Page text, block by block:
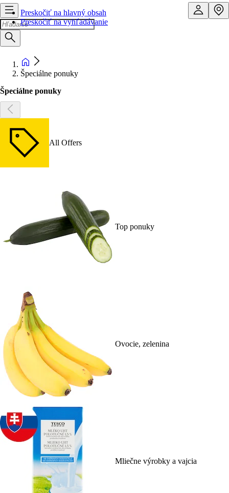
Preskočiť na hlavný obsah
Preskočiť na vyhľadávanie
Špeciálne ponuky
Špeciálne ponuky
All Offers
Top ponuky
Ovocie, zelenina
Mliečne výrobky a vajcia